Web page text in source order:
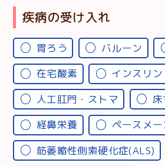
疾病の受け入れ
胃ろう バルーン
在宅酸素
インスリン
人工肛門・ストマ
経鼻栄養
ペースメー
筋萎縮性側索硬化症(ALS)